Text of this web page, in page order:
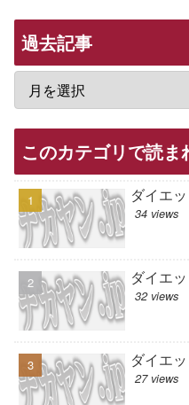
過去記事
このカテゴリで読ま
ダイエ
34 views
ダイエ
32 views
ダイエ
27 views